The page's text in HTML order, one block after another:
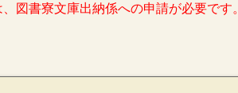
図書寮文庫出納係への申請が必要です。